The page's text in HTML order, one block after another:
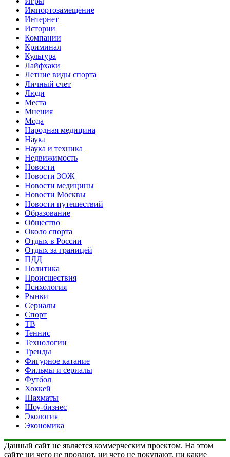
Импортозамещение
Интернет
Истории
Компании
Криминал
Культура
Лайфхаки
Летние виды спорта
Личный счет
Люди
Места
Мнения
Мода
Народная медицина
Наука
Наука и техника
Недвижимость
Новости
Новости ЗОЖ
Новости медицины
Новости Москвы
Новости путешествий
Образование
Общество
Около спорта
Отдых в России
Отдых за границей
ПДД
Политика
Происшествия
Психология
Рынки
Сериалы
Спорт
ТВ
Теннис
Технологии
Тренды
Фигурное катание
Фильмы и сериалы
Футбол
Хоккей
Шахматы
Шоу-бизнес
Экология
Экономика
Данный сайт не является коммерческим проектом. На этом
сайте ни чего не продают, ни чего не покупают, ни какие